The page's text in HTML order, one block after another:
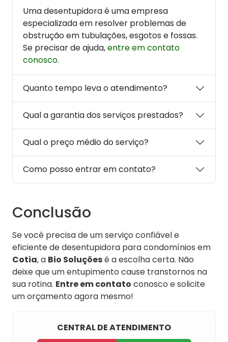
Uma desentupidora é uma empresa
especializada em resolver problemas de
obstrução em tubulações, esgotos e fossas.
Se precisar de ajuda,entre em contato
conosco.
Quanto tempo leva o atendimento?
Qual a garantia dos serviços prestados?
Qual o preço médio do serviço?
Como posso entrar em contato?
Conclusão
Se você precisa de um serviço confiável e
eficiente de desentupidora para condomínios em
Cotia, a Bio Soluçõesé a escolha certa. Não
deixe que um entupimento cause transtornos na
sua rotina. Entre em contato conosco e solicite
um orçamento agora mesmo!
CENTRAL DE ATENDIMENTO